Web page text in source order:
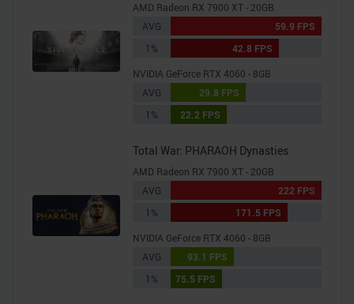
AMD Radeon RX 7900 XT - 20GB
AVG
59.9 FPS
1%
42.8 FPS
NVIDIA GeForce RTX 4060 - 8GB
AVG
29.8 FPS
1%
22.2 FPS
Total War: PHARAOH Dynasties
AMD Radeon RX 7900 XT - 20GB
AVG
222 FPS
1%
171.5 FPS
NVIDIA GeForce RTX 4060 - 8GB
AVG
93.1 FPS
1%
75.5 FPS